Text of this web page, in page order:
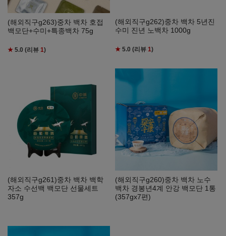
(해외직구g263)중차 백차 호접
백모단+수미+특종백차 75g
★ 5.0 (리뷰 1)
(해외직구g262)중차 백차 5년진
수미 진년 노백차 1000g
★ 5.0 (리뷰1)
(해외직구g261)중차 백차 백학
자소 수선백 백모단 선물세트
357g
(해외직구g260)중차 백차 노수
백차 경봉년4계 안강 백모단 1통
(357gx7편)